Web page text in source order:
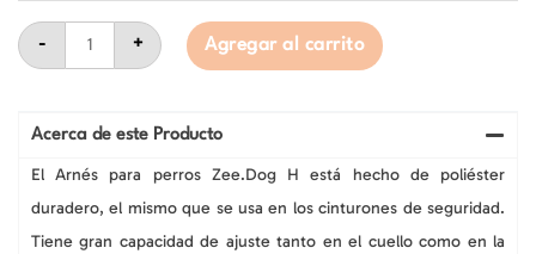
-
Citrus
Arnés
en
Perros
+ Agregar al carrito
Acerca de este Producto
El Arnés para perros Zee.Dog H está hecho de poliéster
duradero, el mismo que se usa en los cinturones de seguridad.
Tiene gran capacidad de ajuste tanto en el cuello como en la